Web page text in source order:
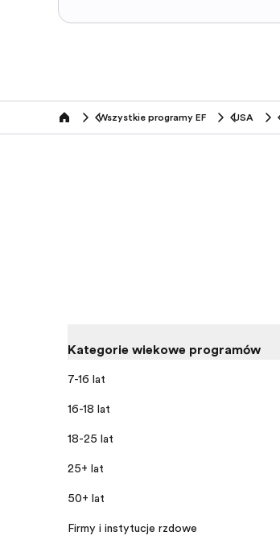
home Wszystkie programy EF USA
Kategorie wiekowe programów
7-16 lat
16-18 lat
18-25 lat
25+ lat
50+ lat
Firmy i instytucje rządowe